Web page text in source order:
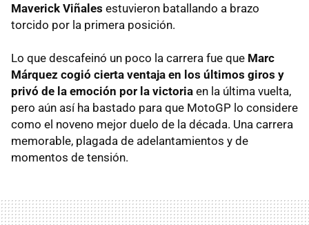
Maverick Viñales estuvieron batallando a brazo
torcido por la primera posición.
Lo que descafeinó un poco la carrera fue que Marc
Márquez cogió cierta ventaja en los últimos giros y
privó de la emoción por la victoria en la última vuelta,
pero aún así ha bastado para que MotoGP lo considere
como el noveno mejor duelo de la década. Una carrera
memorable, plagada de adelantamientos y de
momentos de tensión.